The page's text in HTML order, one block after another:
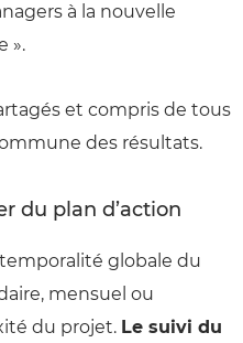
à la nouvelle
».
et compris de tous
des résultats.
du plan d’action
globale du
mensuel ou
du projet. Le suivi du